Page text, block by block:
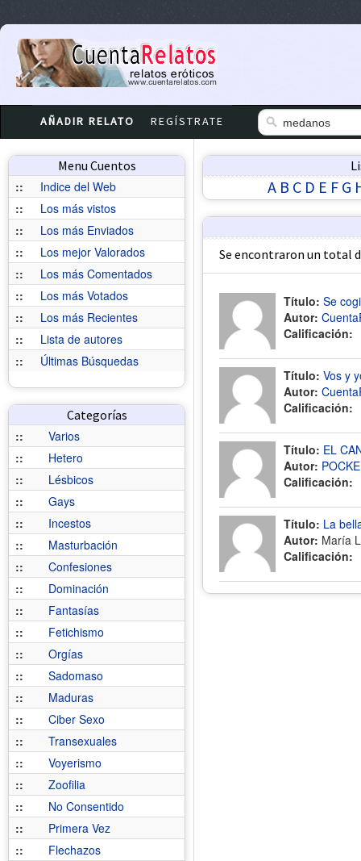
AÑADIR RELATO REGÍSTRATE
Menu Cuentos
::
Indice del Web
::
Los más vistos
::
Los más Enviados
::
Los mejor Valorados
::
Los más Comentados
::
Los más Votados
::
Los más Recientes
::
Lista de autores
::
Últimas Búsquedas
Categorías
::
Varios
::
Hetero
::
Lésbicos
::
Gays
::
Incestos
::
Masturbación
::
Confesiones
::
Dominación
::
Fantasías
::
Fetichismo
::
Orgías
::
Sadomaso
::
Maduras
::
Ciber Sexo
::
Transexuales
::
Voyerismo
::
Zoofilia
::
No Consentido
::
Primera Vez
::
Flechazos
A B C D E F G
Se encontraron un total
Título: Se
Autor:
Calificación:
Título: Vos y
Autor:
Calificación:
Título: EL
Autor:
Calificación:
Título: La
Autor: María
Calificación: